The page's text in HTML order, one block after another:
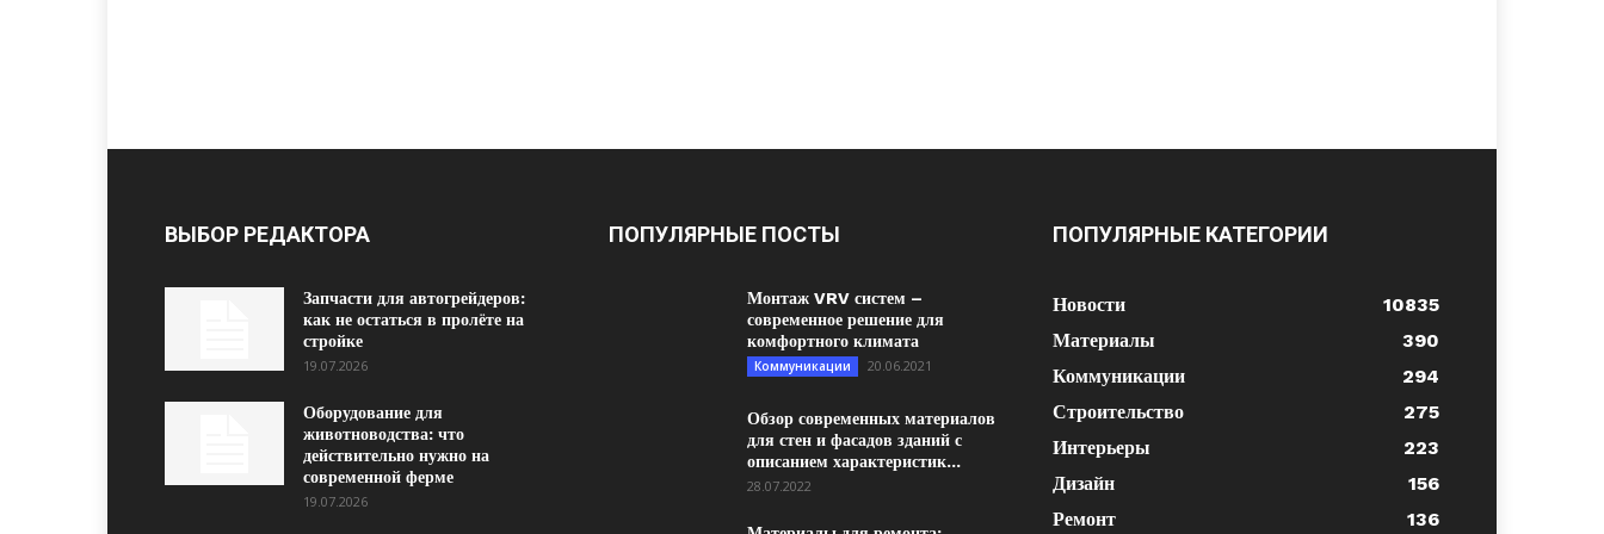
ВЫБОР РЕДАКТОРА
Запчасти для автогрейдеров:
как не остаться в пролёте на
стройке
19.07.2026
Оборудование для
животноводства: что
действительно нужно на
современной ферме
19.07.2026
ПОПУЛЯРНЫЕ ПОСТЫ
Монтаж VRV систем –
современное решение для
комфортного климата
Коммуникации 20.06.2021
Обзор современных материалов
для стен и фасадов зданий с
описанием характеристик...
28.07.2022
ПОПУЛЯРНЫЕ КАТЕГОРИИ
Новости
10835
Материалы
390
Коммуникации
294
Строительство
275
Интерьеры
223
Дизайн
156
Ремонт
136